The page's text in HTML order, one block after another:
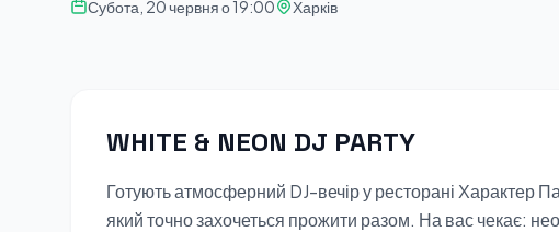
Субота, 20 червня о 19:00 Харків
WHITE & NEON DJ PARTY
Готують атмосферний DJ-вечір у ресторані Характер
який точно захочеться прожити разом. На вас чекає: